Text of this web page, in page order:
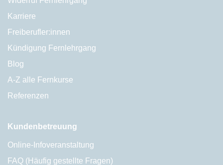
Karriere
Freiberufler:innen
Kündigung Fernlehrgang
Blog
A-Z alle Fernkurse
Referenzen
Kundenbetreuung
Online-Infoveranstaltung
FAQ (Häufig gestellte Fragen)